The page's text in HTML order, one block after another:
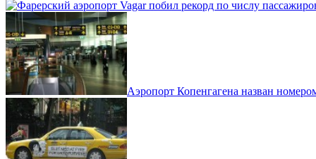
Аэропорт Копенгагена назван